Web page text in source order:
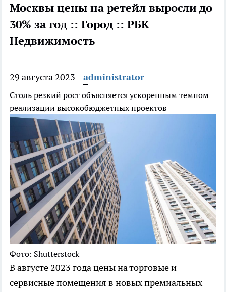
Москвы цены на ретейл выросли до
30% за год :: Город :: РБК
Недвижимость
29 августа 2023 administrator
Столь резкий рост объясняется ускоренным темпом
реализации высокобюджетных проектов
Фото: Shutterstock
В августе 2023 года цены на торговые и
сервисные помещения в новых премиальных